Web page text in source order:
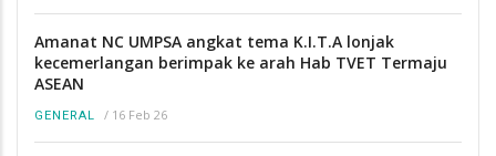
Amanat NC UMPSA angkat tema K.I.T.A lonjak
kecemerlangan berimpak ke arah Hab TVET Termaju
ASEAN
GENERAL / 16 Feb 26